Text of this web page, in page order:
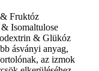
Fruktóz
Isomaltulose
& Glükóz
ásványi anyag,
az izmok